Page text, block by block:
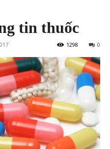
tin thuốc
0
1298